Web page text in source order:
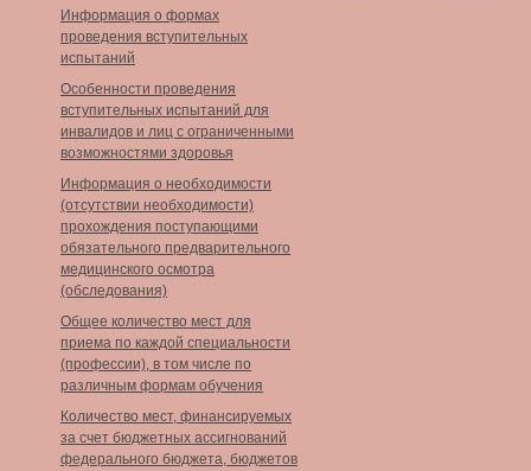
Информация о формах
проведения вступительных
испытаний
Особенности проведения
вступительных испытаний для
инвалидов и лиц с ограниченными
возможностями здоровья
Информация о необходимости
(отсутствии необходимости)
прохождения поступающими
обязательного предварительного
медицинского осмотра
(обследования)
Общее количество мест для
приема по каждой специальности
(профессии), в том числе по
различным формам обучения
Количество мест, финансируемых
за счет бюджетных ассигнований
федерального бюджета, бюджетов